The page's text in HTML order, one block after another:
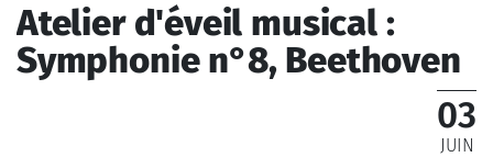
Atelier d'éveil musical :
Symphonie n°8, Beethoven
03
JUIN